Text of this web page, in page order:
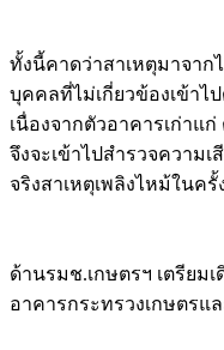
ทั้งนี้คาดว่าสาเหตุมาจาก
บุคคลที่ไม่เกี่ยวข้องเข้าไ
เนื่องจากตัวอาคารเก่าแ
จึงจะเข้าไปสำรวจความ
จริงสาเหตุเพลิงไหม้ในครั้
ด้านรมช.เกษตรฯ เตรียม
อาคารกระทรวงเกษตร